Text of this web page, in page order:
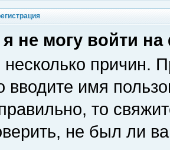
не могу войти
причин.
вводите имя
то
не был ли